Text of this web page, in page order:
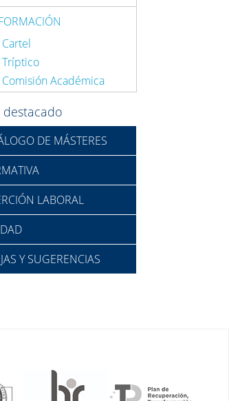
Cartel
Tríptico
Comisión Académica
DE MÁSTERES
LABORAL
Y SUGERENCIAS